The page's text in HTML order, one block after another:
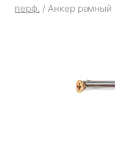
перф. / Анкер рамный